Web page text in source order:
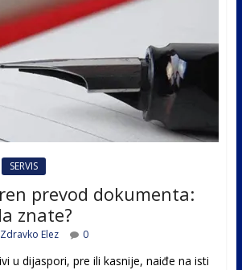
SERVIS
prevod dokumenta:
znate?
Zdravko Elez 0
u dijaspori, pre ili kasnije, naiđe na isti